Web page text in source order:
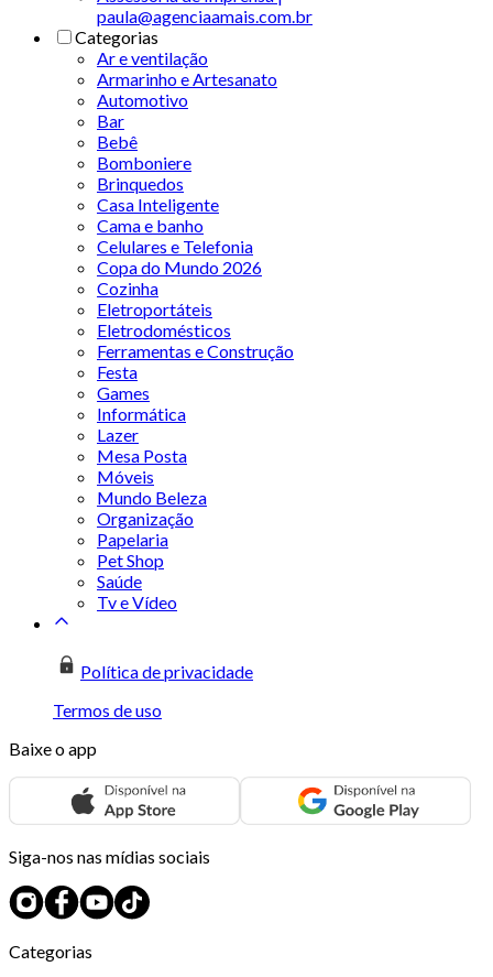
paula@agenciaamais.com.br
Categorias
Ar e ventilação
Armarinho e Artesanato
Automotivo
Bar
Bebê
Bomboniere
Brinquedos
Casa Inteligente
Cama e banho
Celulares e Telefonia
Copa do Mundo 2026
Cozinha
Eletroportáteis
Eletrodomésticos
Ferramentas e Construção
Festa
Games
Informática
Lazer
Mesa Posta
Móveis
Mundo Beleza
Organização
Papelaria
Pet Shop
Saúde
Tv e Vídeo
Política de privacidade
Termos de uso
Baixe o app
Siga-nos nas mídias sociais
Categorias